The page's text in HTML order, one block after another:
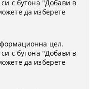
с бутона "Добави в
да изберете
цел.
с бутона "Добави в
да изберете